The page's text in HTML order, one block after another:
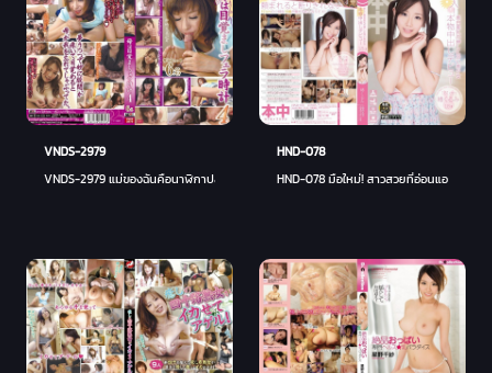
VNDS-2979
VNDS-2979 แม่ของฉันคือนาฬิกาปลุก 4 - มินามิ นัตสึคาวะ
HND-078
HND-078 มือใหม่! สาวสวยที่อ่อนแอต่อการ